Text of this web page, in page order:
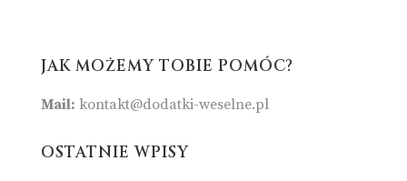
JAK MOŻEMY TOBIE POMÓC?
Mail: kontakt@dodatki-weselne.pl
OSTATNIE WPISY